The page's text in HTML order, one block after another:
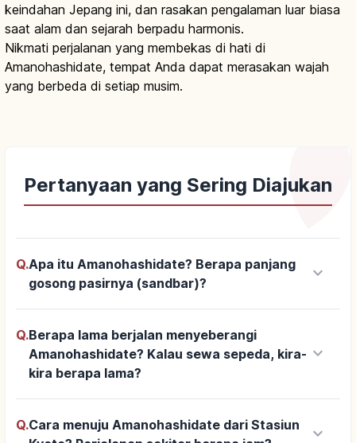
keindahan Jepang ini, dan rasakan pengalaman luar biasa
saat alam dan sejarah berpadu harmonis.
Nikmati perjalanan yang membekas di hati di
Amanohashidate, tempat Anda dapat merasakan wajah
yang berbeda di setiap musim.
Pertanyaan yang Sering Diajukan
Q.Apa itu Amanohashidate? Berapa panjang
gosong pasirnya (sandbar)?
keyboard_arrow_down
Q.Berapa lama berjalan menyeberangi
Amanohashidate? Kalau sewa sepeda, kira-
kira berapa lama?
keyboard_arrow_down
Q.Cara menuju Amanohashidate dari Stasiun
keyboard_arrow_down